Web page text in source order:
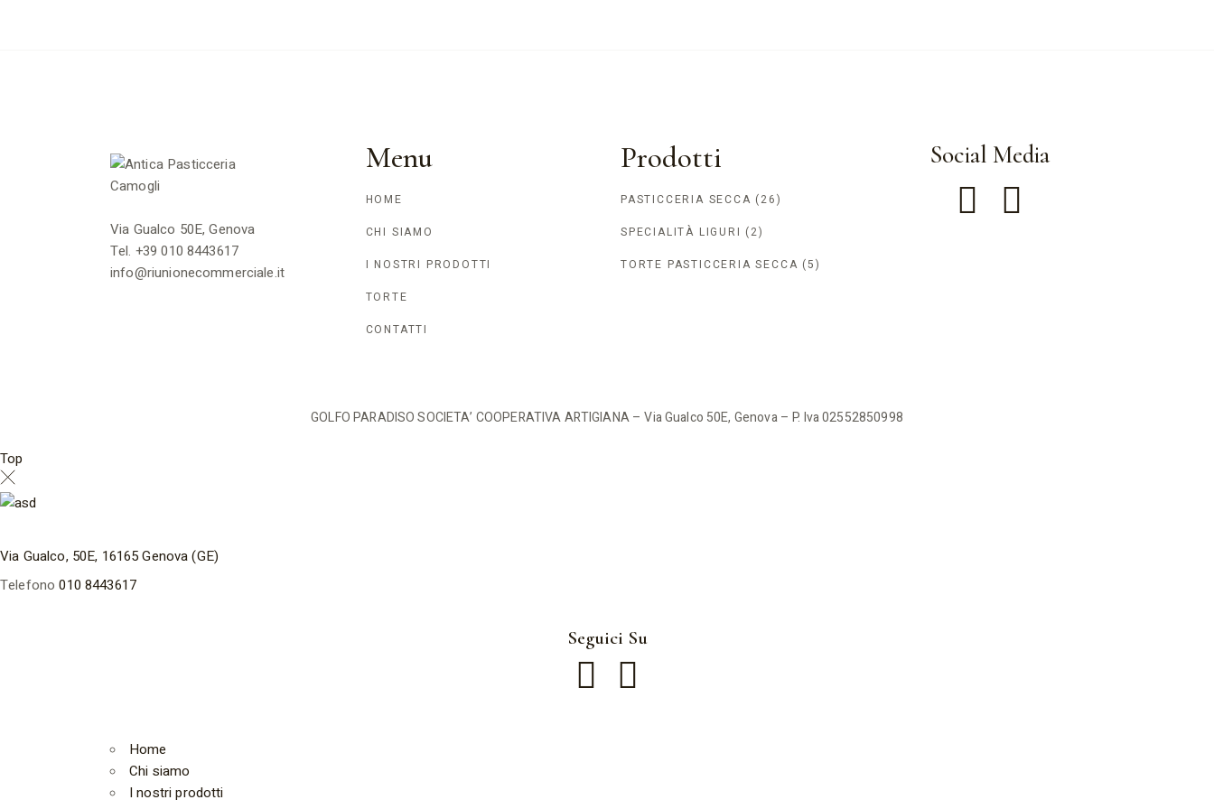
Via Gualco 50E, Genova
Tel. +39 010 8443617
info@riunionecommerciale.it
Menu
HOME
CHI SIAMO
I NOSTRI PRODOTTI
TORTE
CONTATTI
Prodotti
PASTICCERIA SECCA (26)
SPECIALITÀ LIGURI (2)
TORTE PASTICCERIA SECCA (5)
Social Media
GOLFO PARADISO SOCIETA’ COOPERATIVA ARTIGIANA – Via Gualco 50E, Genova – P. Iva 02552850998
Top
Via Gualco, 50E, 16165 Genova (GE)
Telefono010 8443617
Seguici Su
Home
Chi siamo
I nostri prodotti